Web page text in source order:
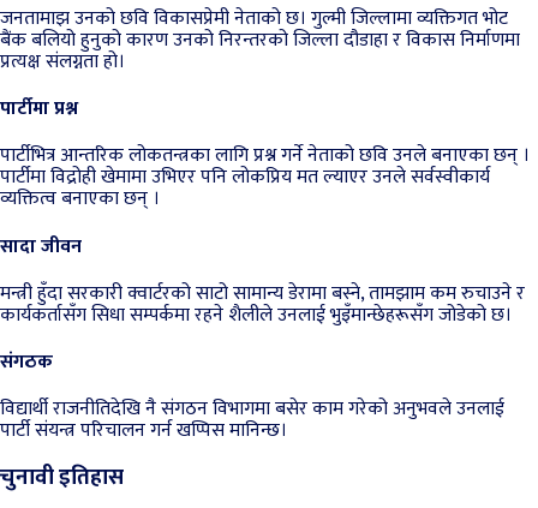
जनतामाझ उनको छवि विकासप्रेमी नेताको छ। गुल्मी जिल्लामा व्यक्तिगत भोट
बैंक बलियो हुनुको कारण उनको निरन्तरको जिल्ला दौडाहा र विकास निर्माणमा
प्रत्यक्ष संलग्नता हो।
पार्टीमा प्रश्न
पार्टीभित्र आन्तरिक लोकतन्त्रका लागि प्रश्न गर्ने नेताको छवि उनले बनाएका छन् ।
पार्टीमा विद्रोही खेमामा उभिएर पनि लोकप्रिय मत ल्याएर उनले सर्वस्वीकार्य
व्यक्तित्व बनाएका छन् ।
सादा जीवन
मन्त्री हुँदा सरकारी क्वार्टरको साटो सामान्य डेरामा बस्ने, तामझाम कम रुचाउने र
कार्यकर्तासँग सिधा सम्पर्कमा रहने शैलीले उनलाई भुइँमान्छेहरूसँग जोडेको छ।
संगठक
विद्यार्थी राजनीतिदेखि नै संगठन विभागमा बसेर काम गरेको अनुभवले उनलाई
पार्टी संयन्त्र परिचालन गर्न खप्पिस मानिन्छ।
चुनावी इतिहास